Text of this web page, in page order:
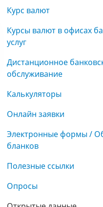
Курс валют
Курсы валют в офисах
услуг
Дистанционное
обслуживание
Калькуляторы
Онлайн заявки
Электронные формы /
бланков
Полезные ссылки
Опросы